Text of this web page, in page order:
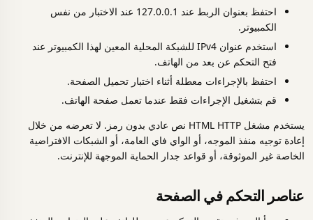
احتفظ بعنوان الربط عند 127.0.0.1 عند الاختبار من نفس
الكمبيوتر.
استخدم عنوان IPv4 للشبكة المحلية المعين لهذا الكمبيوتر عند
فتح التحكم عن بعد من الهاتف.
احتفظ بالإجراءات معطلة أثناء اختبار تحميل الصفحة.
قم بتشغيل الإجراءات فقط عندما تعمل صفحة الهاتف.
يستخدم مشغل HTML HTTP نص عادي بدون رمز. لا تعرضه من خلال
إعادة توجيه منفذ الموجه، أو الواي فاي العامة، أو الشبكات الافتراضية
الخاصة غير الموثوقة، أو قواعد جدار الحماية الموجهة للإنترنت.
عناصر التحكم في الصفحة